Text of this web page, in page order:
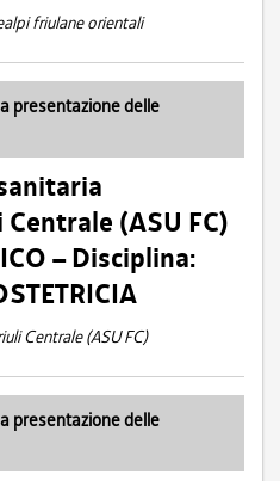
friulane orientali
presentazione delle
(ASU FC)
– Disciplina:
Centrale (ASU FC)
presentazione delle